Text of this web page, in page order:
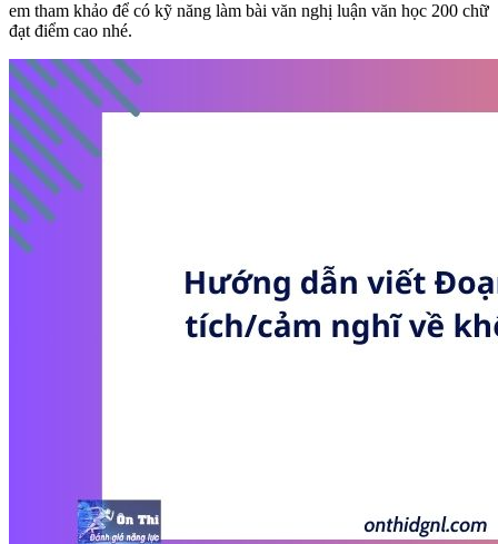
em tham khảo để có kỹ năng làm bài văn nghị luận văn học 200 chữ
đạt điểm cao nhé.